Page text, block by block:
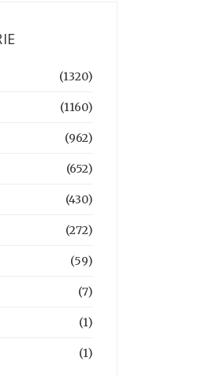
(1320)
(1160)
(962)
(652)
(430)
(272)
(59)
(7)
(1)
(1)